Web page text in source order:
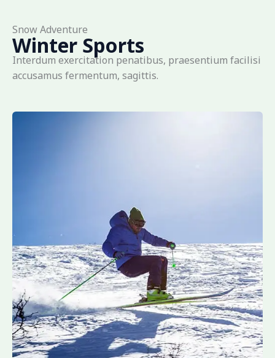
Snow Adventure
Winter Sports
Interdum exercitation penatibus, praesentium facilisi
accusamus fermentum, sagittis.